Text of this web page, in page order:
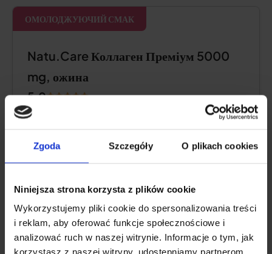
Zgoda Szczegóły O plikach cookies
Niniejsza strona korzysta z plików cookie
Wykorzystujemy pliki cookie do spersonalizowania treści
i reklam, aby oferować funkcje społecznościowe i
analizować ruch w naszej witrynie. Informacje o tym, jak
korzystasz z naszej witryny, udostępniamy partnerom
ОМОЛОДЖУЮЧИЙ СМАК
Natu.Care Коллаген Преміум 5000
mg, ожина
5.0